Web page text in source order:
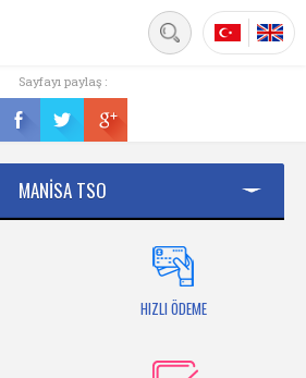
Sayfayı paylaş :
MANİSA TSO
HIZLI ÖDEME